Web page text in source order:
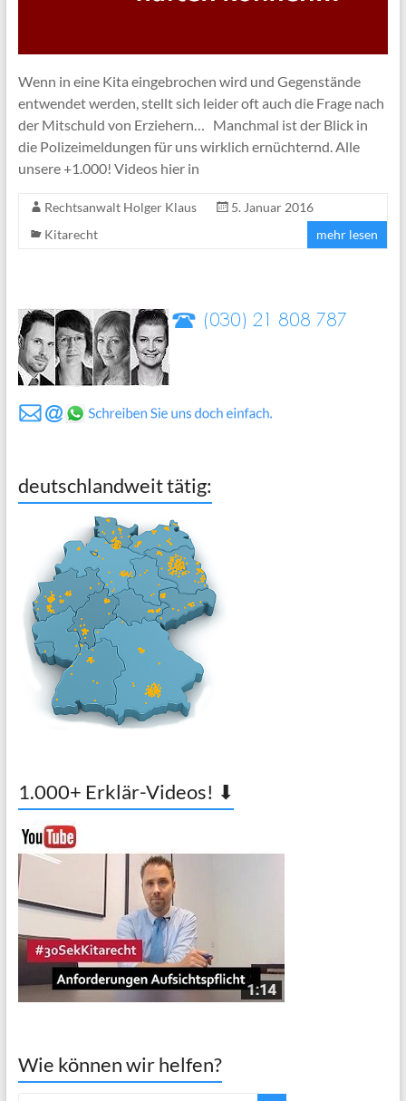
Wenn in eine Kita eingebrochen wird und Gegenstände
entwendet werden, stellt sich leider oft auch die Frage nach
der Mitschuld von Erziehern… Manchmal ist der Blick in
die Polizeimeldungen für uns wirklich ernüchternd. Alle
unsere +1.000! Videos hier in
Rechtsanwalt Holger Klaus
5. Januar 2016
Kitarecht
mehr lesen
deutschlandweit tätig:
1.000+ Erklär-Videos! ⬇
Wie können wir helfen?